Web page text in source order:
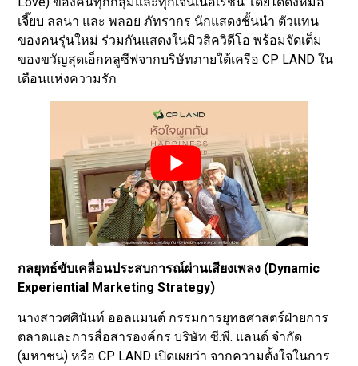
เจี๊ยบ ลลนา และ พลอย ภัทรากร นักแสดงชั้นนำ ตัวแทน
ของคนรุ่นใหม่ ร่วมกันแสดงในมิวสิควิดีโอ พร้อมจัดเต็ม
ของขวัญสุดเอ็กคลูซีฟจากบริษัทภายใต้เครือ CP LAND ใน
เดือนแห่งความรัก
กลยุทธ์ขับเคลื่อนประสบการณ์ผ่านเสียงเพลง (Dynamic
Experiential Marketing Strategy)
นางสาวศศินันท์ ออลแมนต์ กรรมการยุทธศาสตร์ฝ่ายการ
ตลาดและการสื่อสารองค์กร บริษัท ซี.พี. แลนด์ จำกัด
(มหาชน) หรือ CP LAND เปิดเผยว่า จากความตั้งใจในการ